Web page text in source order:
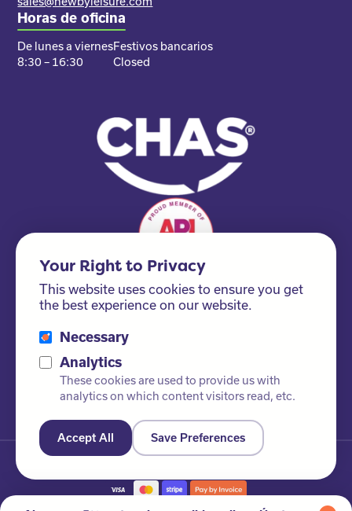
Horas de oficina
De lunes a viernes
8:30 – 16:30
Festivos bancarios
Closed
Please ask us about our FSC® certified products!
Your Right to Privacy
This website uses cookies to ensure you get
the best experience on our website.
Necessary
Analytics
These cookies are used to provide us with
analytics on which content visitors read, etc.
Accept All Save Preferences